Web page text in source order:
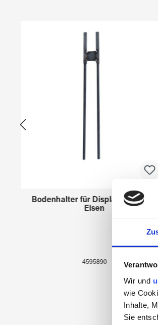
Wir und
wie
Inhalte,
Sie
Bodenhalter für Displays 45958xx
Eisen
4595890